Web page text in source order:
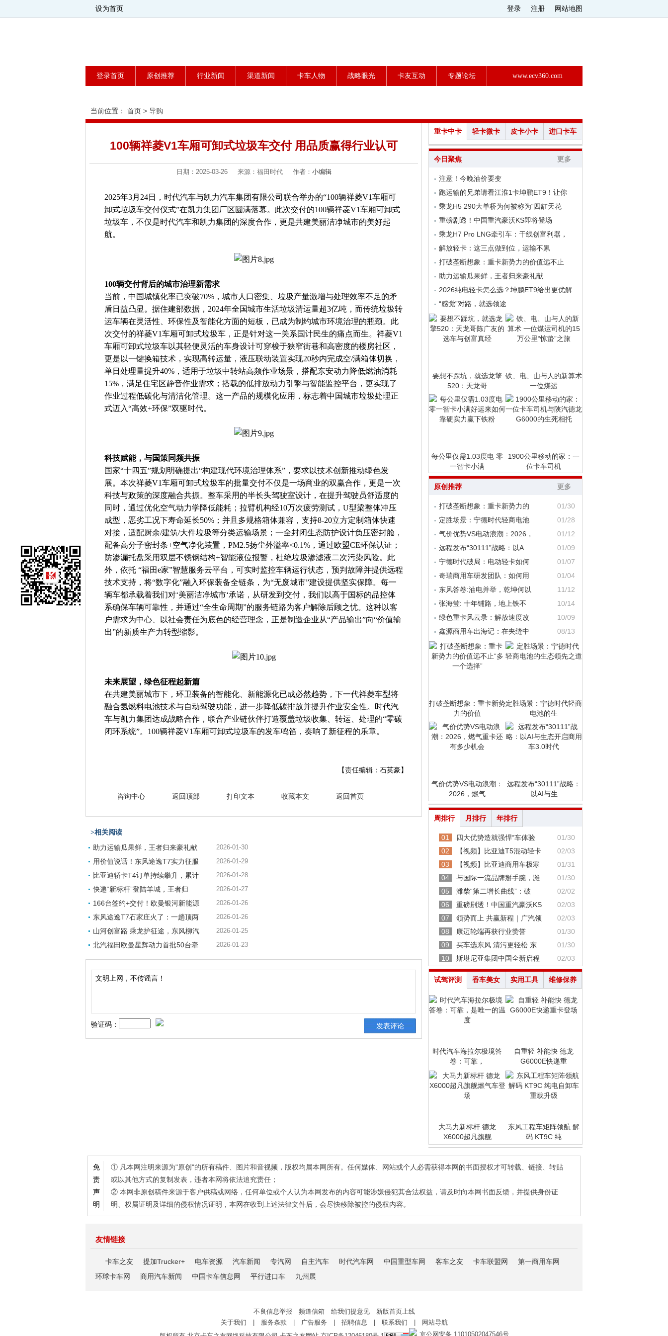
设为首页 登录 注册 网站地图
登录首页 原创推荐 行业新闻 渠道新闻 卡车人物 战略眼光 卡友互动 专题论坛 www.ecv360.com
当前位置： 首页 > 导购
100辆祥菱V1车厢可卸式垃圾车交付 用品质赢得行业认可
日期：2025-03-26 来源：福田时代 作者： 小编辑
2025年3月24日，时代汽车与凯力汽车集团有限公司联合举办的“100辆祥菱V1车厢可
卸式垃圾车交付仪式”在凯力集团厂区圆满落幕。此次交付的100辆祥菱V1车厢可卸式
垃圾车，不仅是时代汽车和凯力集团的深度合作，更是共建美丽洁净城市的美好起
航。
100辆交付背后的城市治理新需求
当前，中国城镇化率已突破70%，城市人口密集、垃圾产量激增与处理效率不足的矛
盾日益凸显。据住建部数据，2024年全国城市生活垃圾清运量超3亿吨，而传统垃圾转
运车辆在灵活性、环保性及智能化方面的短板，已成为制约城市环境治理的瓶颈。此
次交付的祥菱V1车厢可卸式垃圾车，正是针对这一关系国计民生的痛点而生。祥菱V1
车厢可卸式垃圾车以其轻便灵活的车身设计可穿梭于狭窄街巷和高密度的楼房社区，
更是以一键换箱技术，实现高转运量，液压联动装置实现20秒内完成空/满箱体切换，
单日处理量提升40%，适用于垃圾中转站高频作业场景，搭配东安动力降低燃油消耗
15%，满足住宅区静音作业需求；搭载的低排放动力引擎与智能监控平台，更实现了
作业过程低碳化与清洁化管理。这一产品的规模化应用，标志着中国城市垃圾处理正
式迈入“高效+环保”双驱时代。
科技赋能，与国策同频共振
国家“十四五”规划明确提出“构建现代环境治理体系”，要求以技术创新推动绿色发
展。本次祥菱V1车厢可卸式垃圾车的批量交付不仅是一场商业的双赢合作，更是一次
科技与政策的深度融合共振。整车采用的半长头驾驶室设计，在提升驾驶员舒适度的
同时，通过优化空气动力学降低能耗；拉臂机构经10万次疲劳测试，U型梁整体冲压
成型，恶劣工况下寿命延长50%；并且多规格箱体兼容，支持8-20立方定制箱体快速
对接，适配厨余/建筑/大件垃圾等分类运输场景；一全封闭生态防护设计负压密封舱，
配备高分子密封条+空气净化装置，PM2.5扬尘外溢率<0.1%，通过欧盟CE环保认证；
防渗漏托盘采用双层不锈钢结构+智能液位报警，杜绝垃圾渗滤液二次污染风险。此
外，依托 “福田e家”智慧服务云平台，可实时监控车辆运行状态，预判故障并提供远程
技术支持，将“数字化”融入环保装备全链条，为“无废城市”建设提供坚实保障。每一
辆车都承载着我们对‘美丽洁净城市‘承诺，从研发到交付，我们以高于国标的品控体
系确保车辆可靠性，并通过“全生命周期”的服务链路为客户解除后顾之忧。这种以客
户需求为中心、以社会责任为底色的经营理念，正是制造企业从“产品输出”向“价值输
出”的新质生产力转型缩影。
未来展望，绿色征程起新篇
在共建美丽城市下，环卫装备的智能化、新能源化已成必然趋势，下一代祥菱车型将
融合氢燃料电池技术与自动驾驶功能，进一步降低碳排放并提升作业安全性。时代汽
车与凯力集团达成战略合作，联合产业链伙伴打造覆盖垃圾收集、转运、处理的“零碳
闭环系统”。100辆祥菱V1车厢可卸式垃圾车的发车鸣笛，奏响了新征程的乐章。
【责任编辑：石英豪】
咨询中心 返回顶部 打印文本 收藏本文 返回首页
>相关阅读
助力运输瓜果鲜，王者归来豪礼献 2026-01-30
用价值说话！东风途逸T7实力征服 2026-01-29
比亚迪轿卡T4订单持续攀升，累计 2026-01-28
快递“新标杆”登陆羊城，王者归 2026-01-27
166台签约+交付！欧曼银河新能源 2026-01-26
东风途逸T7石家庄火了：一趟顶两 2026-01-26
山河创富路 乘龙护征途，东风柳汽 2026-01-25
北汽福田欧曼星辉动力首批50台牵 2026-01-23
验证码：
重卡中卡 轻卡微卡 皮卡小卡 进口卡车
今日聚焦 更多
注意！今晚油价要变
跑运输的兄弟请看江淮1卡坤鹏ET9！让你
乘龙H5 290大单桥为何被称为“四缸天花
重磅剧透！中国重汽豪沃KS即将登场
乘龙H7 Pro LNG牵引车：干线创富利器，
解放轻卡：这三点做到位，运输不累
打破垄断想象：重卡新势力的价值远不止
助力运输瓜果鲜，王者归来豪礼献
2026纯电轻卡怎么选？坤鹏ET9给出更优解
“感觉”对路，就选领途
要想不踩坑，就选龙擎
520：天龙哥
铁、电、山与人的新算术
一位煤运
每公里仅需1.03度电 零
一智卡小满
1900公里移动的家：一
位卡车司机
原创推荐 更多
打破垄断想象：重卡新势力的
01/30
定胜场景：宁德时代轻商电池
01/28
气价优势VS电动浪潮：2026，
01/12
远程发布“30111”战略：以A
01/09
宁德时代破局：电动轻卡如何
01/07
奇瑞商用车研发团队：如何用
01/04
东风答卷:油电并举，乾坤何以
11/12
张海莹: 十年铺路，地上铁不
10/14
绿色重卡风云录：解放速度改
10/09
鑫源商用车出海记：在夹缝中
08/13
打破垄断想象：重卡新势
力的价值
定胜场景：宁德时代轻商
电池的生
气价优势VS电动浪潮：
2026，燃气
远程发布“30111”战略：
以AI与生
周排行 月排行 年排行
01 四大优势造就强悍“车体验
01/30
02
【视频】比亚迪T5混动轻卡
02/03
03
【视频】比亚迪商用车极寒
01/31
04
与国际一流品牌掰手腕，潍
01/30
05
潍柴“第二增长曲线”：破
02/02
06
重磅剧透！中国重汽豪沃KS
02/03
07
领势而上 共赢新程｜广汽领
02/03
08
康迈轮端再获行业赞誉
01/30
09
买车选东风 清污更轻松 东
01/30
10
斯堪尼亚集团中国全新启程 02/03
试驾评测 香车美女 实用工具 维修保养
时代汽车海拉尔极境答
卷：可靠，
自重轻 补能快 德龙
G6000E快递重
大马力新标杆 德龙
X6000超凡旗舰
东风工程车矩阵领航 解
码 KT9C 纯
免
责
声
明
① 凡本网注明来源为"原创"的所有稿件、图片和音视频，版权均属本网所有。任何媒体、网站或个人必需获得本网的书面授权才可转载、链接、转贴
或以其他方式的复制发表，违者本网将依法追究责任；
② 本网非原创稿件来源于客户供稿或网络，任何单位或个人认为本网发布的内容可能涉嫌侵犯其合法权益，请及时向本网书面反馈，并提供身份证
明、权属证明及详细的侵权情况证明，本网在收到上述法律文件后，会尽快移除被控的侵权内容。
友情链接
卡车之友 提加Trucker+ 电车资源 汽车新闻 专汽网 自主汽车 时代汽车网 中国重型车网 客车之友 卡车联盟网
第一商用车网
环球卡车网
商用汽车新闻 中国卡车信息网 平行进口车 九州展
不良信息举报 频道信箱 给我们提意见 新版首页上线
关于我们
服务条款 广告服务 招聘信息 联系我们
网站导航
京公网安备 11010502047546号